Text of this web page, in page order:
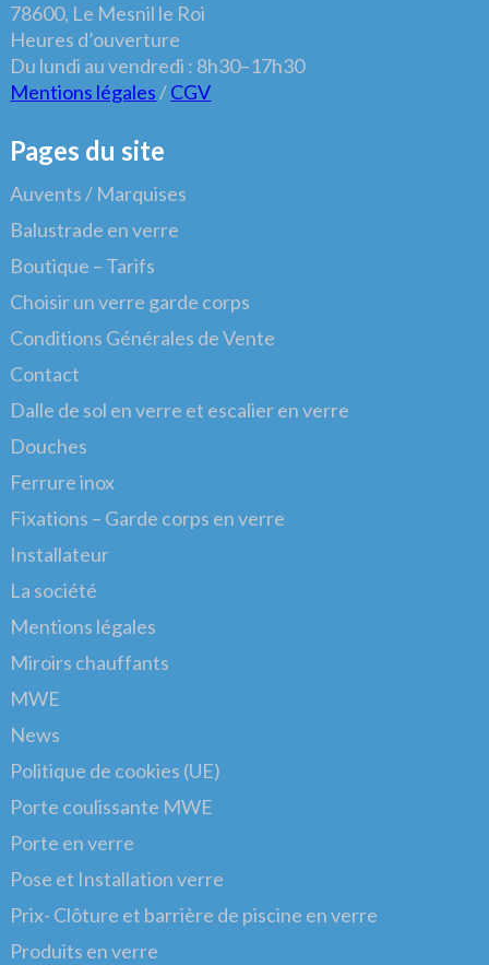
78600, Le Mesnil le Roi
Heures d’ouverture
Du lundi au vendredi : 8h30–17h30
Mentions légales/CGV
Pages du site
Auvents / Marquises
Balustrade en verre
Boutique – Tarifs
Choisir un verre garde corps
Conditions Générales de Vente
Contact
Dalle de sol en verre et escalier en verre
Douches
Ferrure inox
Fixations – Garde corps en verre
Installateur
La société
Mentions légales
Miroirs chauffants
MWE
News
Politique de cookies (UE)
Porte coulissante MWE
Porte en verre
Pose et Installation verre
Prix- Clôture et barrière de piscine en verre
Produits en verre